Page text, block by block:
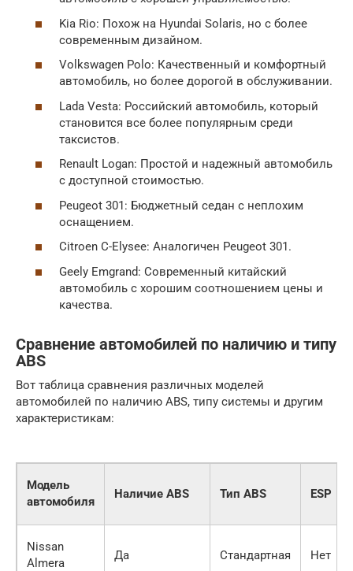
Kia Rio: Похож на Hyundai Solaris, но с более
современным дизайном.
Volkswagen Polo: Качественный и комфортный
автомобиль, но более дорогой в обслуживании.
Lada Vesta: Российский автомобиль, который
становится все более популярным среди
таксистов.
Renault Logan: Простой и надежный автомобиль
с доступной стоимостью.
Peugeot 301: Бюджетный седан с неплохим
оснащением.
Citroen C-Elysee: Аналогичен Peugeot 301.
Geely Emgrand: Современный китайский
автомобиль с хорошим соотношением цены и
качества.
Сравнение автомобилей по наличию и типу
ABS
Вот таблица сравнения различных моделей
автомобилей по наличию ABS, типу системы и другим
характеристикам:
Модель
автомобиля
Наличие ABS Тип ABS ESP
Nissan
Almera
Да Стандартная Нет